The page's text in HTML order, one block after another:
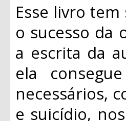
Esse livro
o sucesso da
a escrita da
ela
necessários,
e suicídio,